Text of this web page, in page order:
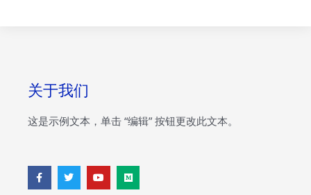
关于我们
这是示例文本，单击 “编辑” 按钮更改此文本。
F
a
c
T
w
i
Y
o
u
M
e
d